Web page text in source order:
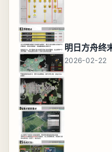
2026-02-22